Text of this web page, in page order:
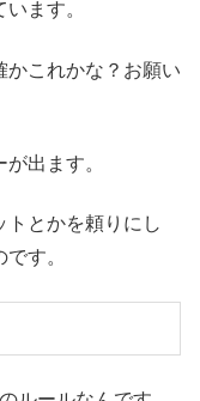
ます。
かこれかな？お願い
出ます。
トとかを頼りにし
す。